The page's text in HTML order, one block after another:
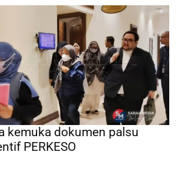
kemuka dokumen palsu
PERKESO